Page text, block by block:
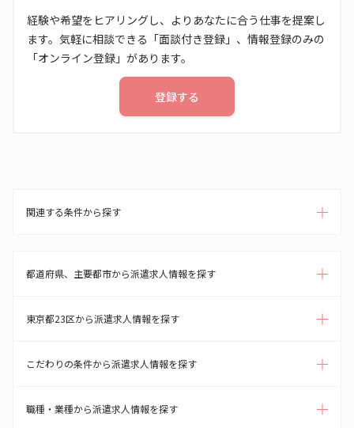
経験や希望をヒアリングし、よりあなたに合う仕事を提案し
ます。気軽に相談できる「面談付き登録」、情報登録のみの
「オンライン登録」があります。
登録する
関連する条件から探す
都道府県、主要都市から派遣求人情報を探す
東京都23区から派遣求人情報を探す
こだわりの条件から派遣求人情報を探す
職種・業種から派遣求人情報を探す